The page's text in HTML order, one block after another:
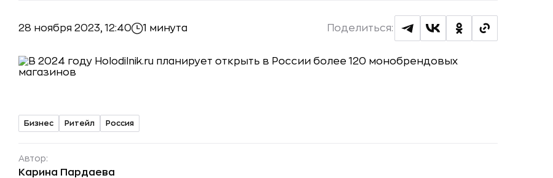
28 ноября 2023, 12:40 1 минута Поделиться:
Бизнес Ритейл Россия
Автор:
Карина Пардаева